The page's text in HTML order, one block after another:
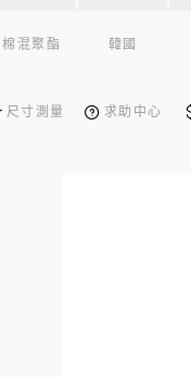
棉混聚酯 韓國
尺寸測量 求助中心